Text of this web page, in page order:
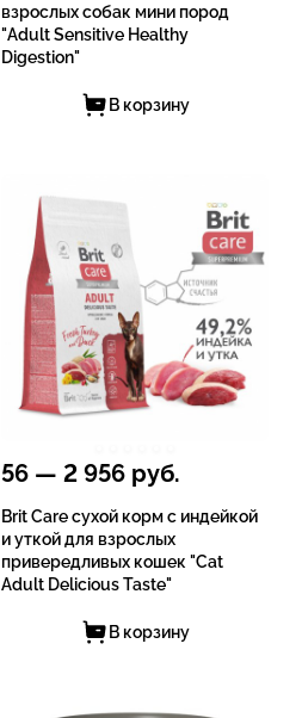
взрослых cобак мини пород
"Adult Sensitive Healthy
Digestion"
В корзину
56 — 2 956 руб.
Brit Care сухой корм с индейкой
и уткой для взрослых
привередливых кошек "Cat
Adult Delicious Taste"
В корзину